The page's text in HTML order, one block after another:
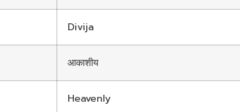
Divija
आकाशीय
Heavenly